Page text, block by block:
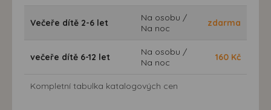
Večeře dítě 2-6 let
Na osobu /
Na noc
zdarma
večeře dítě 6-12 let
Na osobu /
Na noc
160 Kč
Kompletní tabulka katalogových cen